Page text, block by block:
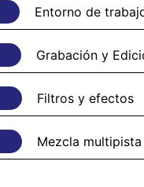
Entorno de
Grabación y
Filtros y efectos
Mezcla multipista